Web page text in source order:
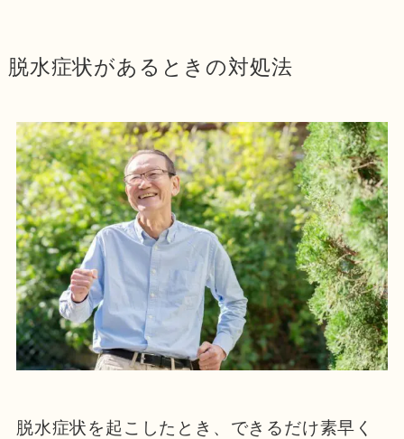
脱水症状があるときの対処法
脱水症状を起こしたとき、できるだけ素早く